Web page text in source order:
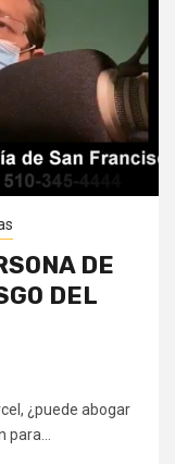
DE
DEL
¿puede abogar